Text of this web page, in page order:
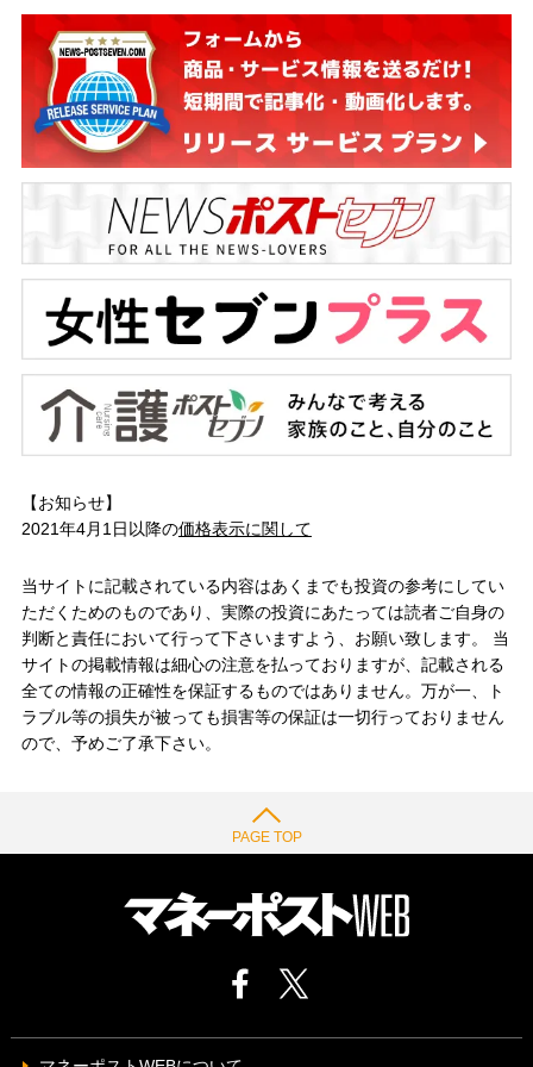
【お知らせ】
2021年4月1日以降の価格表示に関して
当サイトに記載されている内容はあくまでも投資の参考にしてい
ただくためのものであり、実際の投資にあたっては読者ご自身の
判断と責任において行って下さいますよう、お願い致します。 当
サイトの掲載情報は細心の注意を払っておりますが、記載される
全ての情報の正確性を保証するものではありません。万が一、ト
ラブル等の損失が被っても損害等の保証は一切行っておりません
ので、予めご了承下さい。
PAGE TOP